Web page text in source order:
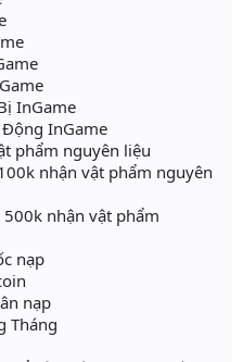
InGame
Động InGame
phẩm nguyên liệu
nhận vật phẩm nguyên
nhận vật phẩm
nạp
nạp
Tháng